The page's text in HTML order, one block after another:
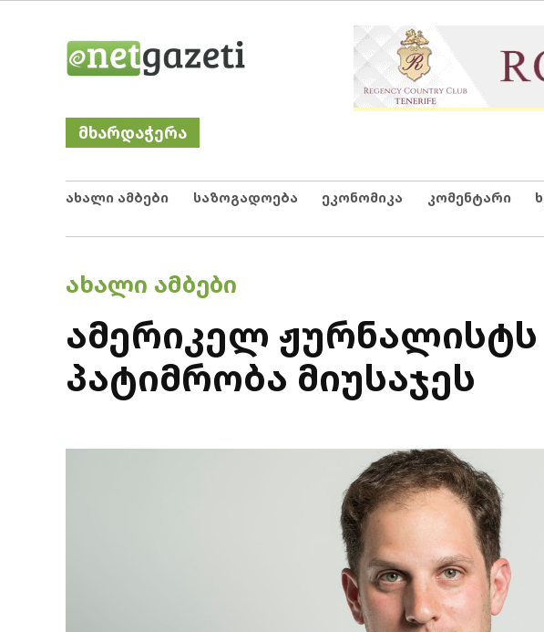
Netgazeti
მხარდაჭერა
ახალი ამბები საზოგადოება ეკონომიკა კომენტარი
POSTED
ᲐᲮᲐᲚᲘ ᲐᲛᲑᲔᲑᲘ
ამერიკელ ჟურნალისტს
პატიმრობა მიუსაჯეს